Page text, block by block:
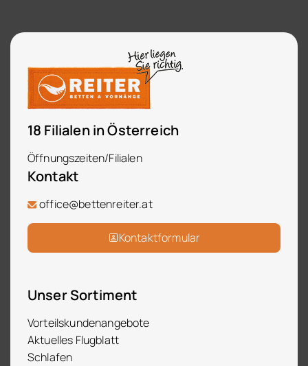
18 Filialen in Österreich
Öffnungszeiten/Filialen
Kontakt
office@bettenreiter.at
Kontaktformular
Unser Sortiment
Vorteilskundenangebote
Aktuelles Flugblatt
Schlafen